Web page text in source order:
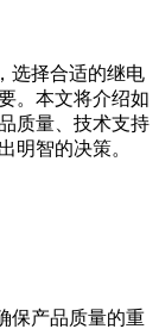
选择合适的继电
。本文将介绍如
质量、技术支持
明智的决策。
保产品质量的重